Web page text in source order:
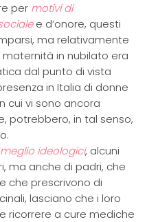
per motivi di
e d’onore, questi
ma relativamente
in nubilato era
dal punto di vista
in Italia di donne
cui vi sono ancora
potrebbero, in tal senso,
ideologici, alcuni
ma anche di padri, che
che prescrivono di
lasciano che i loro
ricorrere a cure mediche